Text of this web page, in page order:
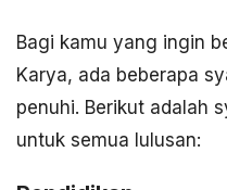
Bagi kamu yang ingin
Karya, ada beberapa
penuhi. Berikut adalah
untuk semua lulusan: